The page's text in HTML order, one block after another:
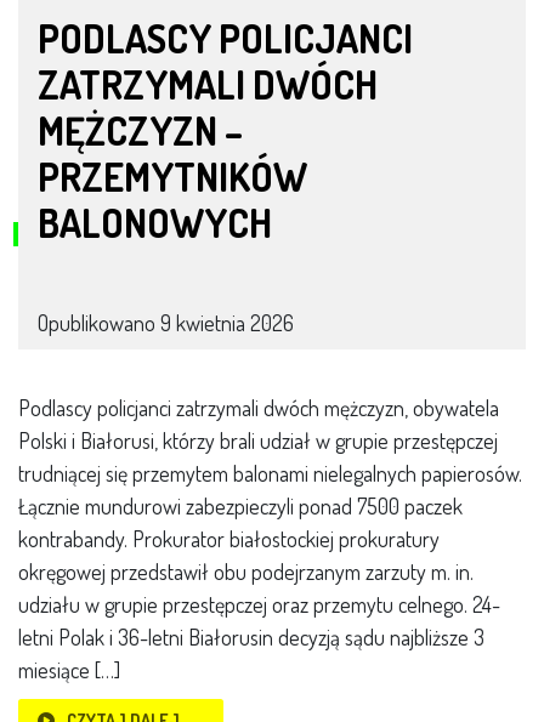
PODLASCY POLICJANCI
ZATRZYMALI DWÓCH
MĘŻCZYZN –
PRZEMYTNIKÓW
BALONOWYCH
Opublikowano 9 kwietnia 2026
Podlascy policjanci zatrzymali dwóch mężczyzn, obywatela
Polski i Białorusi, którzy brali udział w grupie przestępczej
trudniącej się przemytem balonami nielegalnych papierosów.
Łącznie mundurowi zabezpieczyli ponad 7500 paczek
kontrabandy. Prokurator białostockiej prokuratury
okręgowej przedstawił obu podejrzanym zarzuty m. in.
udziału w grupie przestępczej oraz przemytu celnego. 24-
letni Polak i 36-letni Białorusin decyzją sądu najbliższe 3
miesiące […]